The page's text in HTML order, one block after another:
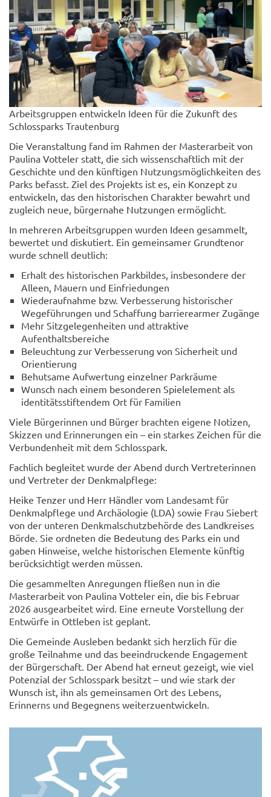
Arbeitsgruppen entwickeln Ideen für die Zukunft des
Schlossparks Trautenburg
Die Veranstaltung fand im Rahmen der Masterarbeit von
Paulina Votteler statt, die sich wissenschaftlich mit der
Geschichte und den künftigen Nutzungsmöglichkeiten des
Parks befasst. Ziel des Projekts ist es, ein Konzept zu
entwickeln, das den historischen Charakter bewahrt und
zugleich neue, bürgernahe Nutzungen ermöglicht.
In mehreren Arbeitsgruppen wurden Ideen gesammelt,
bewertet und diskutiert. Ein gemeinsamer Grundtenor
wurde schnell deutlich:
Erhalt des historischen Parkbildes, insbesondere der
Alleen, Mauern und Einfriedungen
Wiederaufnahme bzw. Verbesserung historischer
Wegeführungen und Schaffung barrierearmer Zugänge
Mehr Sitzgelegenheiten und attraktive
Aufenthaltsbereiche
Beleuchtung zur Verbesserung von Sicherheit und
Orientierung
Behutsame Aufwertung einzelner Parkräume
Wunsch nach einem besonderen Spielelement als
identitätsstiftendem Ort für Familien
Viele Bürgerinnen und Bürger brachten eigene Notizen,
Skizzen und Erinnerungen ein – ein starkes Zeichen für die
Verbundenheit mit dem Schlosspark.
Fachlich begleitet wurde der Abend durch Vertreterinnen
und Vertreter der Denkmalpflege:
Heike Tenzer und Herr Händler vom Landesamt für
Denkmalpflege und Archäologie (LDA) sowie Frau Siebert
von der unteren Denkmalschutzbehörde des Landkreises
Börde. Sie ordneten die Bedeutung des Parks ein und
gaben Hinweise, welche historischen Elemente künftig
berücksichtigt werden müssen.
Die gesammelten Anregungen fließen nun in die
Masterarbeit von Paulina Votteler ein, die bis Februar
2026 ausgearbeitet wird. Eine erneute Vorstellung der
Entwürfe in Ottleben ist geplant.
Die Gemeinde Ausleben bedankt sich herzlich für die
große Teilnahme und das beeindruckende Engagement
der Bürgerschaft. Der Abend hat erneut gezeigt, wie viel
Potenzial der Schlosspark besitzt – und wie stark der
Wunsch ist, ihn als gemeinsamen Ort des Lebens,
Erinnerns und Begegnens weiterzuentwickeln.